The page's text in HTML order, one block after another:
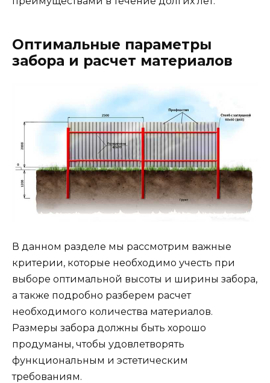
Оптимальные параметры
забора и расчет материалов
В данном разделе мы рассмотрим важные
критерии, которые необходимо учесть при
выборе оптимальной высоты и ширины забора,
а также подробно разберем расчет
необходимого количества материалов.
Размеры забора должны быть хорошо
продуманы, чтобы удовлетворять
функциональным и эстетическим
требованиям.